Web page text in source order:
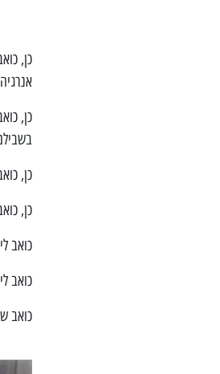
כן,
כן,
כן,
כן,
כואב
כואב
כואב